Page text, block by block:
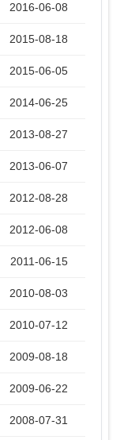
2016-06-08
2015-08-18
2015-06-05
2014-06-25
2013-08-27
2013-06-07
2012-08-28
2012-06-08
2011-06-15
2010-08-03
2010-07-12
2009-08-18
2009-06-22
2008-07-31